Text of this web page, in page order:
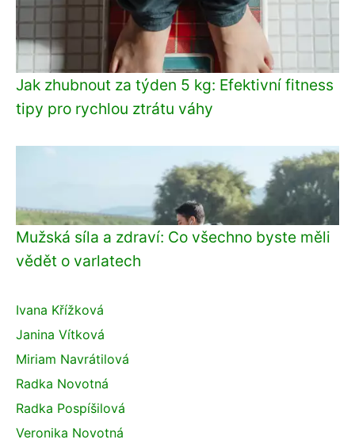
Jak zhubnout za týden 5 kg: Efektivní fitness
tipy pro rychlou ztrátu váhy
Mužská síla a zdraví: Co všechno byste měli
vědět o varlatech
Ivana Křížková
Janina Vítková
Miriam Navrátilová
Radka Novotná
Radka Pospíšilová
Veronika Novotná